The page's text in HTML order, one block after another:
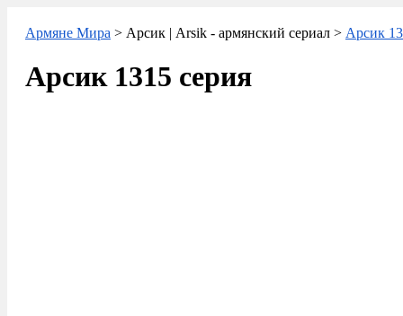
Армяне Мира > Арсик | Arsik - армянский сериал > Арсик
Арсик 1315 серия